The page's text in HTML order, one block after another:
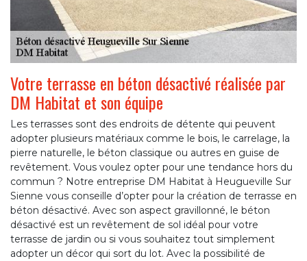
Votre terrasse en béton désactivé réalisée par
DM Habitat et son équipe
Les terrasses sont des endroits de détente qui peuvent
adopter plusieurs matériaux comme le bois, le carrelage, la
pierre naturelle, le béton classique ou autres en guise de
revêtement. Vous voulez opter pour une tendance hors du
commun ? Notre entreprise DM Habitat à Heugueville Sur
Sienne vous conseille d’opter pour la création de terrasse en
béton désactivé. Avec son aspect gravillonné, le béton
désactivé est un revêtement de sol idéal pour votre
terrasse de jardin ou si vous souhaitez tout simplement
adopter un décor qui sort du lot. Avec la possibilité de